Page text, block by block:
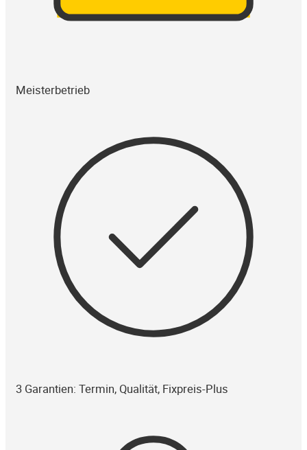
Meisterbetrieb
3 Garantien: Termin, Qualität, Fixpreis-Plus